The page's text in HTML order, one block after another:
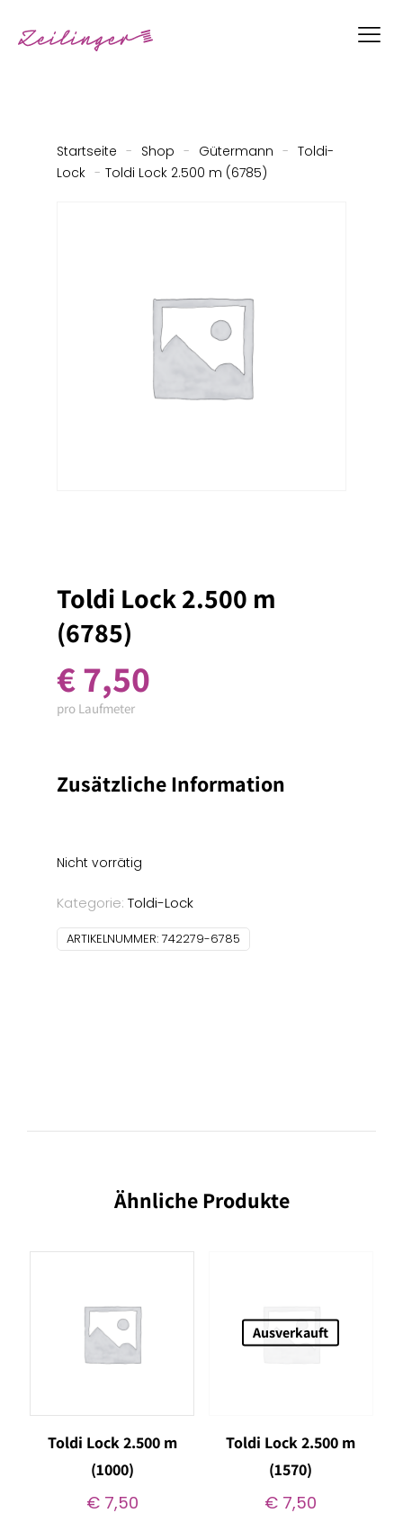
Startseite - Shop - Gütermann - Toldi-
Lock - Toldi Lock 2.500 m (6785)
Toldi Lock 2.500 m
(6785)
€7,50
pro Laufmeter
Zusätzliche Information
Nicht vorrätig
Kategorie: Toldi-Lock
ARTIKELNUMMER: 742279-6785
Ähnliche Produkte
Toldi Lock 2.500 m
(1000)
€7,50
Ausverkauft
Toldi Lock 2.500 m
(1570)
€ 7,50